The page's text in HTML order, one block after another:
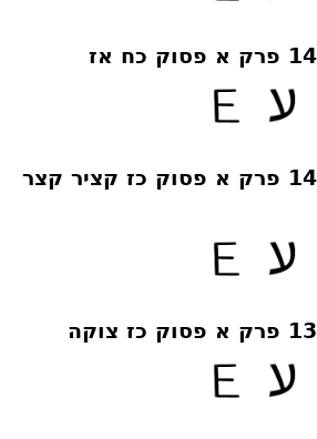
משלי 140 פרק א פסוק כז קציר קצר